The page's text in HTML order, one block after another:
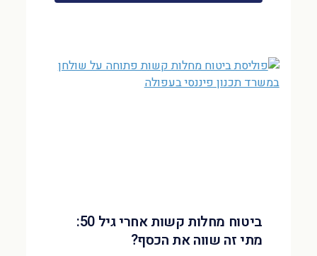
ביטוח מחלות קשות אחרי גיל 50:
מתי זה שווה את הכסף?